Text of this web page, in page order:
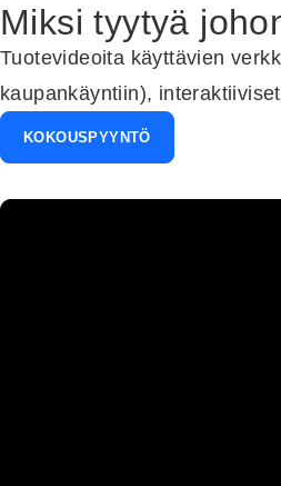
Miksi tyytyä
Tuotevideoita käyttävien
kaupankäyntiin),
KOKOUSPYYNTÖ